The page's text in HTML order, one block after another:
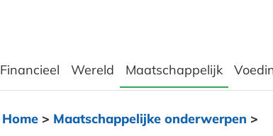
Financieel Wereld Maatschappelijk
Home> Maatschappelijke onderwerpen >